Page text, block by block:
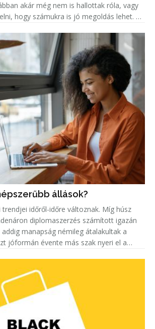
akár még nem is hallottak róla, vagy
hogy számukra is jó megoldás lehet. A
állások?
trendjei időről-időre változnak. Míg húsz
diplomaszerzés számított igazán
manapság némileg átalakultak a
jóformán évente más szak nyeri el a